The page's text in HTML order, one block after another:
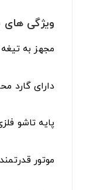
ویژگی
مجهز به تیغه ۲۵۰ میلی‌متری با دقت برش بالا
دارای گارد
پایه تاشو
موتور